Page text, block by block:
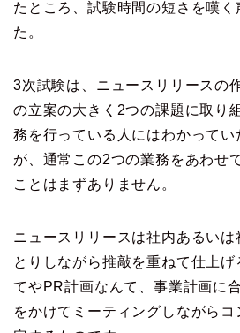
たところ、試験時間の短さを嘆く
た。
3次試験は、ニュースリリースの
の立案の大きく2つの課題に取り
務を行っている人にはわかってい
が、通常この2つの業務をあわせ
ことはまずありません。
ニュースリリースは社内あるいは
とりしながら推敲を重ねて仕上げ
てやPR計画なんて、事業計画に
をかけてミーティングしながら